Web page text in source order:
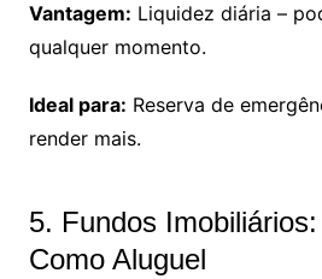
Vantagem: Liquidez diária –
qualquer momento.
Ideal para: Reserva de
render mais.
5. Fundos
Como Aluguel